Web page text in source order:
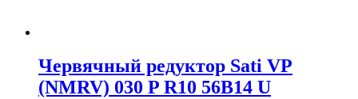
Червячный редуктор Sati VP
(NMRV) 030 P R10 56B14 U